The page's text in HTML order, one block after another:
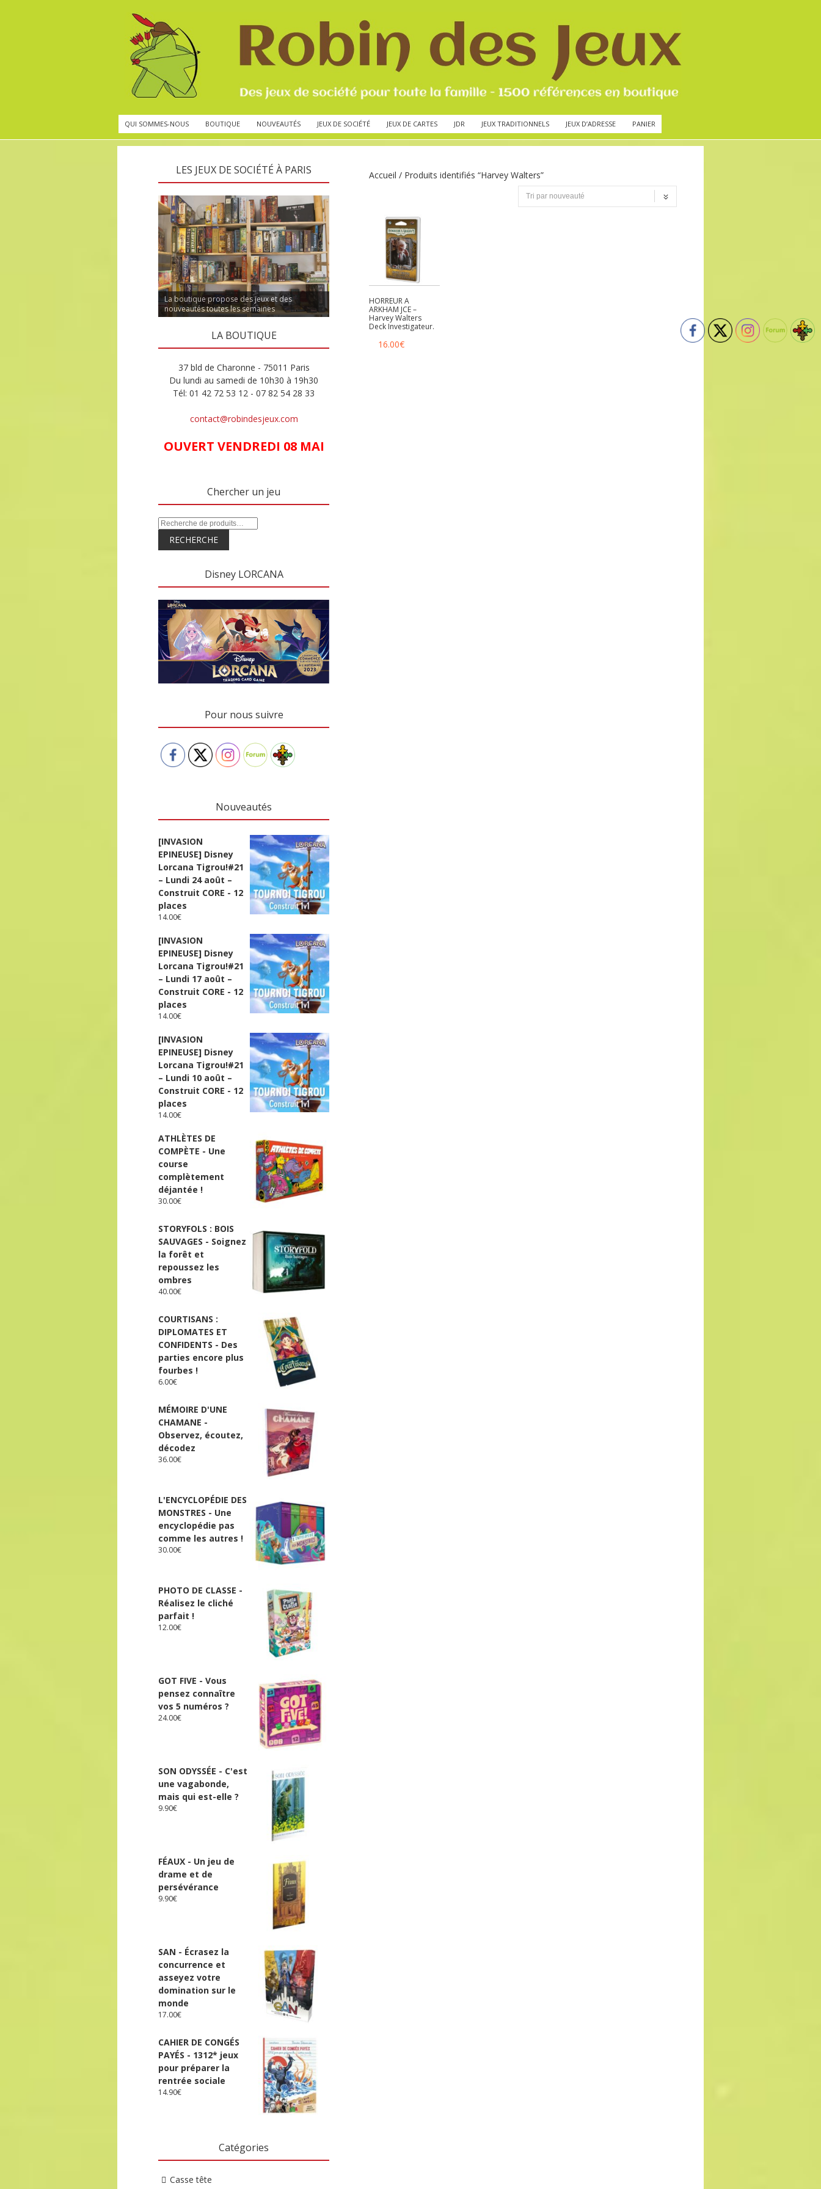
QUI SOMMES-NOUS BOUTIQUE NOUVEAUTÉS JEUX DE SOCIÉTÉ JEUX DE CARTES JDR JEUX TRADITIONNELS JEUX D’ADRESSE PANIER
Accueil / Produits identifiés “Harvey Walters”
HORREUR A
ARKHAM JCE –
Harvey Walters
Deck Investigateur.
16.00€
LES JEUX DE SOCIÉTÉ À PARIS
La boutique propose des jeux et des
nouveautés toutes les semaines
LA BOUTIQUE
37 bld de Charonne - 75011 Paris
Du lundi au samedi de 10h30 à 19h30
Tél: 01 42 72 53 12 - 07 82 54 28 33
contact@robindesjeux.com
OUVERT VENDREDI 08 MAI
Chercher un jeu
RECHERCHE
Disney LORCANA
Pour nous suivre
Nouveautés
[INVASION
EPINEUSE] Disney
Lorcana Tigrou!#21
– Lundi 24 août –
Construit CORE - 12
places
14.00€
[INVASION
EPINEUSE] Disney
Lorcana Tigrou!#21
– Lundi 17 août –
Construit CORE - 12
places
14.00€
[INVASION
EPINEUSE] Disney
Lorcana Tigrou!#21
– Lundi 10 août –
Construit CORE - 12
places
14.00€
ATHLÈTES DE
COMPÈTE - Une
course
complètement
déjantée !
30.00€
STORYFOLS : BOIS
SAUVAGES - Soignez
la forêt et
repoussez les
ombres
40.00€
COURTISANS :
DIPLOMATES ET
CONFIDENTS - Des
parties encore plus
fourbes !
6.00€
MÉMOIRE D'UNE
CHAMANE -
Observez, écoutez,
décodez
36.00€
L'ENCYCLOPÉDIE DES
MONSTRES - Une
encyclopédie pas
comme les autres !
30.00€
PHOTO DE CLASSE -
Réalisez le cliché
parfait !
12.00€
GOT FIVE - Vous
pensez connaître
vos 5 numéros ?
24.00€
SON ODYSSÉE - C'est
une vagabonde,
mais qui est-elle ?
9.90€
FÉAUX - Un jeu de
drame et de
persévérance
9.90€
SAN - Écrasez la
concurrence et
asseyez votre
domination sur le
monde
17.00€
CAHIER DE CONGÉS
PAYÉS - 1312* jeux
pour préparer la
rentrée sociale
14.90€
Catégories
Casse tête